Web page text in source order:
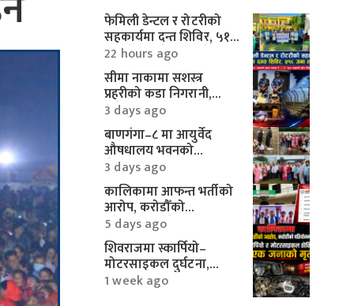
फेमिली डेन्टल र रोटरीको
सहकार्यमा दन्त शिविर, ५१८
जनाले पाए निःशुल्क सेवा
22 hours ago
सीमा नाकामा सशस्त्र
प्रहरीको कडा निगरानी,
करिब १० लाखका
मोटरपार्ट्स बरामद
3 days ago
बाणगंगा–८ मा आयुर्वेद
औषधालय भवनको
शिलान्यास सम्पन्न
3 days ago
कालिकामा आफन्त भर्तीको
आरोप, करोडौँको
परियोजनामाथि गम्भीर प्रश्न
5 days ago
शिवराजमा स्कार्पियो–
मोटरसाइकल दुर्घटना,
एकको मृत्यु
1 week ago